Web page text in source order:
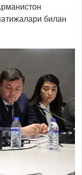
билан